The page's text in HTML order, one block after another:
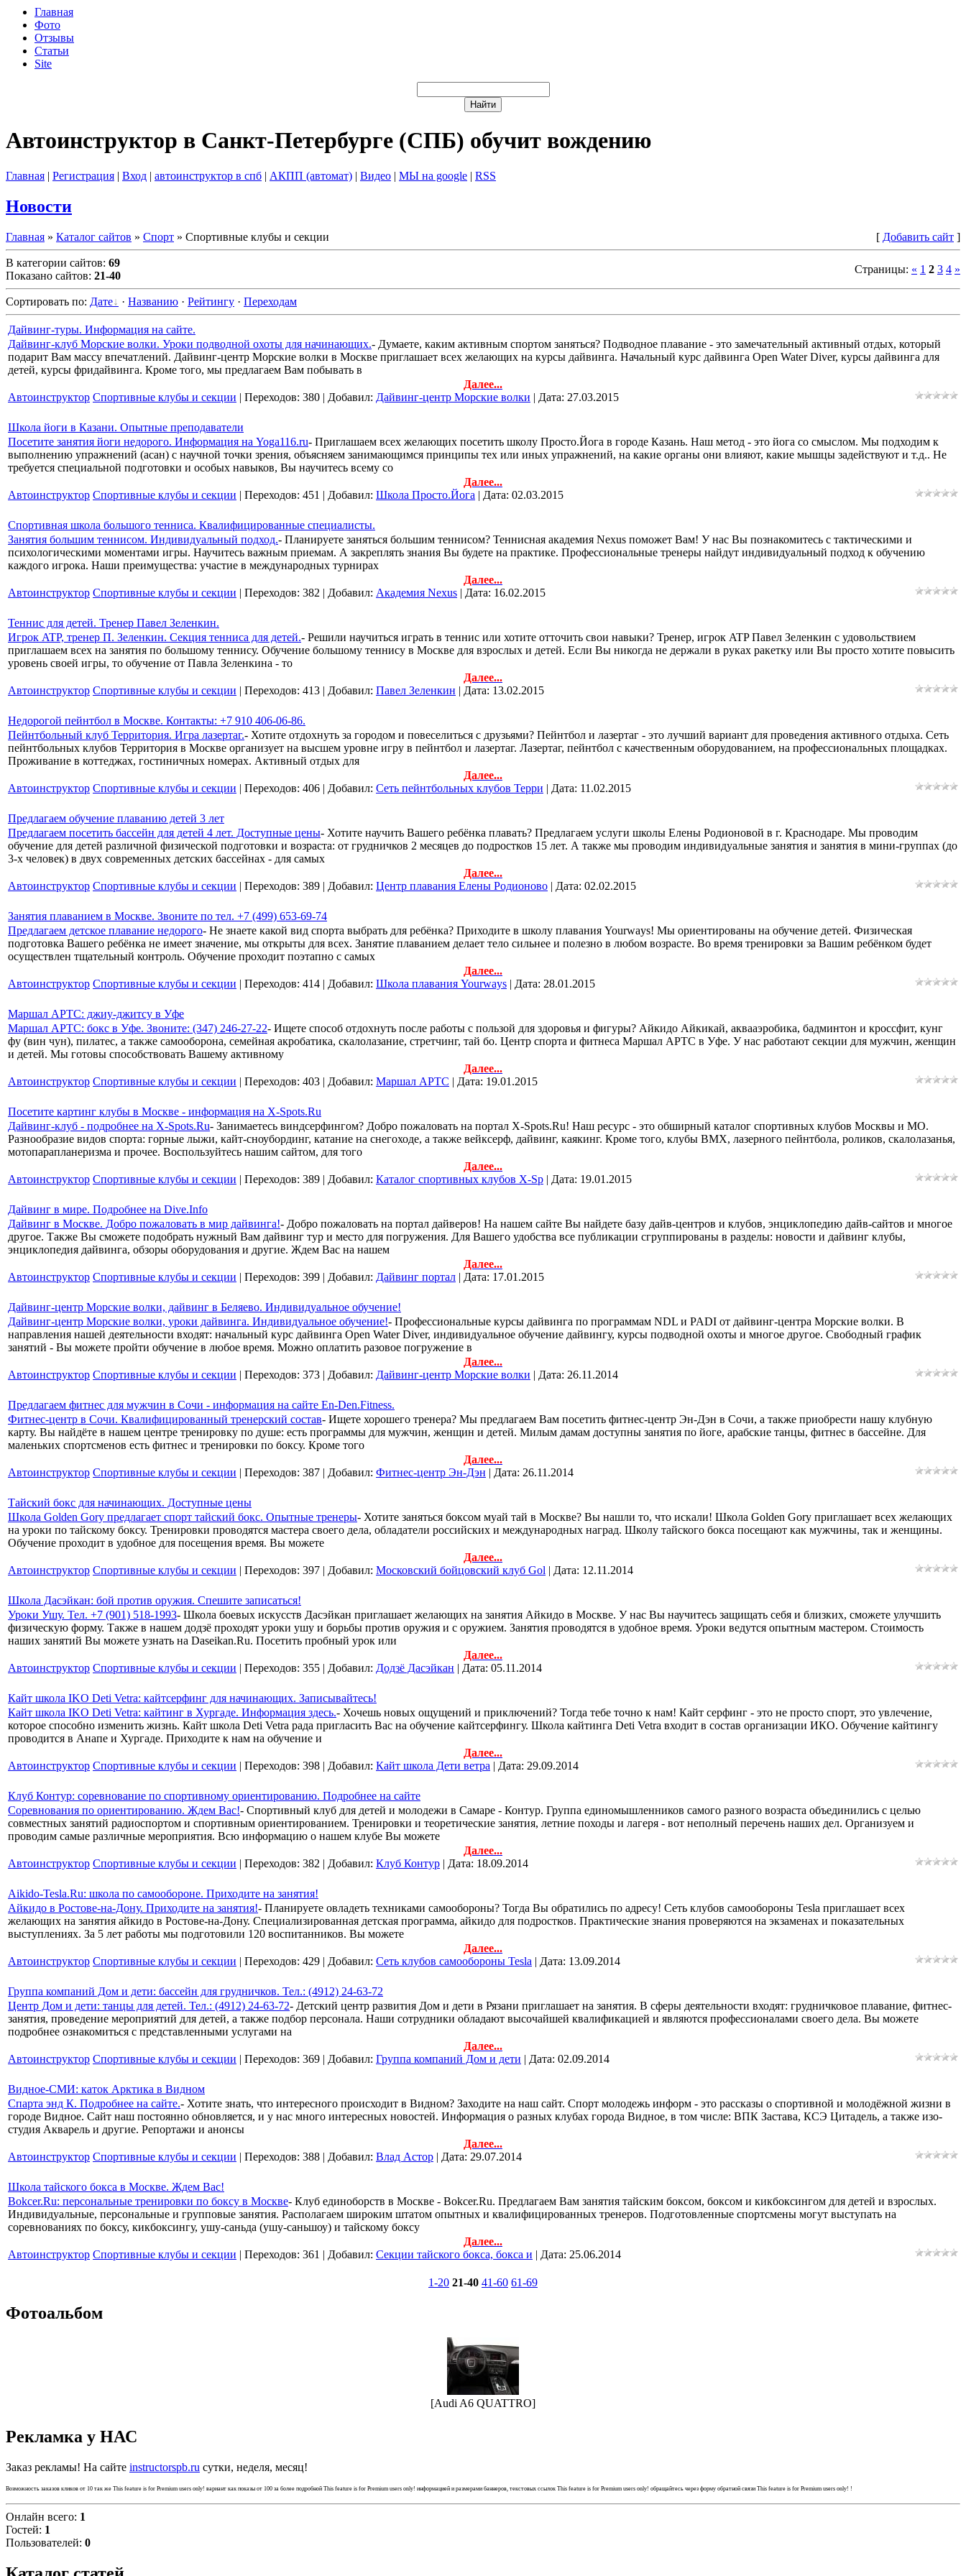
Главная
Фото
Отзывы
Статьи
Site
Автоинструктор в Санкт-Петербурге (СПБ) обучит вождению
Главная | Регистрация | Вход | автоинструктор в спб | АКПП (автомат) | Видео | МЫ на google | RSS
Новости
Главная » Каталог сайтов » Спорт » Спортивные клубы и секции [ Добавить сайт ]
В категории сайтов: 69
Показано сайтов: 21-40
Страницы: « 1 2 3 4 »
Сортировать по: Дате · Названию · Рейтингу · Переходам
Дайвинг-туры. Информация на сайте.
Дайвинг-клуб Морские волки. Уроки подводной охоты для начинающих.- Думаете, каким активным спортом заняться? Подводное плавание - это замечательный активный отдых, который
подарит Вам массу впечатлений. Дайвинг-центр Морские волки в Москве приглашает всех желающих на курсы дайвинга. Начальный курс дайвинга Open Water Diver, курсы дайвинга для
детей, курсы фридайвинга. Кроме того, мы предлагаем Вам побывать в
Далее...
Автоинструктор Спортивные клубы и секции | Переходов: 380 | Добавил: Дайвинг-центр Морские волки | Дата: 27.03.2015
Школа йоги в Казани. Опытные преподаватели
Посетите занятия йоги недорого. Информация на Yoga116.ru- Приглашаем всех желающих посетить школу Просто.Йога в городе Казань. Наш метод - это йога со смыслом. Мы подходим к
выполнению упражнений (асан) с научной точки зрения, объясняем занимающимся принципы тех или иных упражнений, на какие органы они влияют, какие мышцы задействуют и т.д.. Не
требуется специальной подготовки и особых навыков, Вы научитесь всему со
Далее...
Автоинструктор Спортивные клубы и секции | Переходов: 451 | Добавил: Школа Просто.Йога | Дата: 02.03.2015
Спортивная школа большого тенниса. Квалифицированные специалисты.
Занятия большим теннисом. Индивидуальный подход.- Планируете заняться большим теннисом? Теннисная академия Nexus поможет Вам! У нас Вы познакомитесь с тактическими и
психологическими моментами игры. Научитесь важным приемам. А закреплять знания Вы будете на практике. Профессиональные тренеры найдут индивидуальный подход к обучению
каждого игрока. Наши преимущества: участие в международных турнирах
Далее...
Автоинструктор Спортивные клубы и секции | Переходов: 382 | Добавил: Академия Nexus | Дата: 16.02.2015
Теннис для детей. Тренер Павел Зеленкин.
Игрок ATP, тренер П. Зеленкин. Секция тенниса для детей.- Решили научиться играть в теннис или хотите отточить свои навыки? Тренер, игрок ATP Павел Зеленкин с удовольствием
приглашаем всех на занятия по большому теннису. Обучение большому теннису в Москве для взрослых и детей. Если Вы никогда не держали в руках ракетку или Вы просто хотите повысить
уровень своей игры, то обучение от Павла Зеленкина - то
Далее...
Автоинструктор Спортивные клубы и секции | Переходов: 413 | Добавил: Павел Зеленкин | Дата: 13.02.2015
Недорогой пейнтбол в Москве. Контакты: +7 910 406-06-86.
Пейнтбольный клуб Территория. Игра лазертаг.- Хотите отдохнуть за городом и повеселиться с друзьями? Пейнтбол и лазертаг - это лучший вариант для проведения активного отдыха. Сеть
пейнтбольных клубов Территория в Москве организует на высшем уровне игру в пейнтбол и лазертаг. Лазертаг, пейнтбол с качественным оборудованием, на профессиональных площадках.
Проживание в коттеджах, гостиничных номерах. Активный отдых для
Далее...
Автоинструктор Спортивные клубы и секции | Переходов: 406 | Добавил: Сеть пейнтбольных клубов Терри | Дата: 11.02.2015
Предлагаем обучение плаванию детей 3 лет
Предлагаем посетить бассейн для детей 4 лет. Доступные цены- Хотите научить Вашего ребёнка плавать? Предлагаем услуги школы Елены Родионовой в г. Краснодаре. Мы проводим
обучение для детей различной физической подготовки и возраста: от грудничков 2 месяцев до подростков 15 лет. А также мы проводим индивидуальные занятия и занятия в мини-группах (до
3-х человек) в двух современных детских бассейнах - для самых
Далее...
Автоинструктор Спортивные клубы и секции | Переходов: 389 | Добавил: Центр плавания Елены Родионово | Дата: 02.02.2015
Занятия плаванием в Москве. Звоните по тел. +7 (499) 653-69-74
Предлагаем детское плавание недорого- Не знаете какой вид спорта выбрать для ребёнка? Приходите в школу плавания Yourways! Мы ориентированы на обучение детей. Физическая
подготовка Вашего ребёнка не имеет значение, мы открыты для всех. Занятие плаванием делает тело сильнее и полезно в любом возрасте. Во время тренировки за Вашим ребёнком будет
осуществлен тщательный контроль. Обучение проходит поэтапно с самых
Далее...
Автоинструктор Спортивные клубы и секции | Переходов: 414 | Добавил: Школа плавания Yourways | Дата: 28.01.2015
Маршал АРТС: джиу-джитсу в Уфе
Маршал АРТС: бокс в Уфе. Звоните: (347) 246-27-22- Ищете способ отдохнуть после работы с пользой для здоровья и фигуры? Айкидо Айкикай, аквааэробика, бадминтон и кроссфит, кунг
фу (вин чун), пилатес, а также самооборона, семейная акробатика, скалолазание, стретчинг, тай бо. Центр спорта и фитнеса Маршал АРТС в Уфе. У нас работают секции для мужчин, женщин
и детей. Мы готовы способствовать Вашему активному
Далее...
Автоинструктор Спортивные клубы и секции | Переходов: 403 | Добавил: Маршал АРТС | Дата: 19.01.2015
Посетите картинг клубы в Москве - информация на X-Spots.Ru
Дайвинг-клуб - подробнее на X-Spots.Ru- Занимаетесь виндсерфингом? Добро пожаловать на портал X-Spots.Ru! Наш ресурс - это обширный каталог спортивных клубов Москвы и МО.
Разнообразие видов спорта: горные лыжи, кайт-сноубординг, катание на снегоходе, а также вейксерф, дайвинг, каякинг. Кроме того, клубы BMX, лазерного пейнтбола, роликов, скалолазанья,
мотопарапланеризма и прочее. Воспользуйтесь нашим сайтом, для того
Далее...
Автоинструктор Спортивные клубы и секции | Переходов: 389 | Добавил: Каталог спортивных клубов X-Sp | Дата: 19.01.2015
Дайвинг в мире. Подробнее на Dive.Info
Дайвинг в Москве. Добро пожаловать в мир дайвинга!- Добро пожаловать на портал дайверов! На нашем сайте Вы найдете базу дайв-центров и клубов, энциклопедию дайв-сайтов и многое
другое. Также Вы сможете подобрать нужный Вам дайвинг тур и место для погружения. Для Вашего удобства все публикации сгруппированы в разделы: новости и дайвинг клубы,
энциклопедия дайвинга, обзоры оборудования и другие. Ждем Вас на нашем
Далее...
Автоинструктор Спортивные клубы и секции | Переходов: 399 | Добавил: Дайвинг портал | Дата: 17.01.2015
Дайвинг-центр Морские волки, дайвинг в Беляево. Индивидуальное обучение!
Дайвинг-центр Морские волки, уроки дайвинга. Индивидуальное обучение!- Профессиональные курсы дайвинга по программам NDL и PADI от дайвинг-центра Морские волки. В
направления нашей деятельности входят: начальный курс дайвинга Open Water Diver, индивидуальное обучение дайвингу, курсы подводной охоты и многое другое. Свободный график
занятий - Вы можете пройти обучение в любое время. Можно оплатить разовое погружение в
Далее...
Автоинструктор Спортивные клубы и секции | Переходов: 373 | Добавил: Дайвинг-центр Морские волки | Дата: 26.11.2014
Предлагаем фитнес для мужчин в Сочи - информация на сайте En-Den.Fitness.
Фитнес-центр в Сочи. Квалифицированный тренерский состав- Ищете хорошего тренера? Мы предлагаем Вам посетить фитнес-центр Эн-Дэн в Сочи, а также приобрести нашу клубную
карту. Вы найдёте в нашем центре тренировку по душе: есть программы для мужчин, женщин и детей. Милым дамам доступны занятия по йоге, арабские танцы, фитнес в бассейне. Для
маленьких спортсменов есть фитнес и тренировки по боксу. Кроме того
Далее...
Автоинструктор Спортивные клубы и секции | Переходов: 387 | Добавил: Фитнес-центр Эн-Дэн | Дата: 26.11.2014
Тайский бокс для начинающих. Доступные цены
Школа Golden Gory предлагает спорт тайский бокс. Опытные тренеры- Хотите заняться боксом муай тай в Москве? Вы нашли то, что искали! Школа Golden Gory приглашает всех желающих
на уроки по тайскому боксу. Тренировки проводятся мастера своего дела, обладатели российских и международных наград. Школу тайского бокса посещают как мужчины, так и женщины.
Обучение проходит в удобное для посещения время. Вы можете
Далее...
Автоинструктор Спортивные клубы и секции | Переходов: 397 | Добавил: Московский бойцовский клуб Gol | Дата: 12.11.2014
Школа Дасэйкан: бой против оружия. Спешите записаться!
Уроки Ушу. Тел. +7 (901) 518-1993- Школа боевых искусств Дасэйкан приглашает желающих на занятия Айкидо в Москве. У нас Вы научитесь защищать себя и близких, сможете улучшить
физическую форму. Также в нашем додзё проходят уроки ушу и борьбы против оружия и с оружием. Занятия проводятся в удобное время. Уроки ведутся опытным мастером. Стоимость
наших занятий Вы можете узнать на Daseikan.Ru. Посетить пробный урок или
Далее...
Автоинструктор Спортивные клубы и секции | Переходов: 355 | Добавил: Додзё Дасэйкан | Дата: 05.11.2014
Кайт школа IKO Deti Vetra: кайтсерфинг для начинающих. Записывайтесь!
Кайт школа IKO Deti Vetra: кайтинг в Хургаде. Информация здесь.- Хочешь новых ощущений и приключений? Тогда тебе точно к нам! Кайт серфинг - это не просто спорт, это увлечение,
которое способно изменить жизнь. Кайт школа Deti Vetra рада пригласить Вас на обучение кайтсерфингу. Школа кайтинга Deti Vetra входит в состав организации ИКО. Обучение кайтингу
проводится в Анапе и Хургаде. Приходите к нам на обучение и
Далее...
Автоинструктор Спортивные клубы и секции | Переходов: 398 | Добавил: Кайт школа Дети ветра | Дата: 29.09.2014
Клуб Контур: соревнование по спортивному ориентированию. Подробнее на сайте
Соревнования по ориентированию. Ждем Вас!- Спортивный клуб для детей и молодежи в Самаре - Контур. Группа единомышленников самого разного возраста объединились с целью
совместных занятий радиоспортом и спортивным ориентированием. Тренировки и теоретические занятия, летние походы и лагеря - вот неполный перечень наших дел. Организуем и
проводим самые различные мероприятия. Всю информацию о нашем клубе Вы можете
Далее...
Автоинструктор Спортивные клубы и секции | Переходов: 382 | Добавил: Клуб Контур | Дата: 18.09.2014
Aikido-Tesla.Ru: школа по самообороне. Приходите на занятия!
Айкидо в Ростове-на-Дону. Приходите на занятия!- Планируете овладеть техниками самообороны? Тогда Вы обратились по адресу! Сеть клубов самообороны Tesla приглашает всех
желающих на занятия айкидо в Ростове-на-Дону. Специализированная детская программа, айкидо для подростков. Практические знания проверяются на экзаменах и показательных
выступлениях. За 5 лет работы мы подготовили 120 воспитанников. Вы можете
Далее...
Автоинструктор Спортивные клубы и секции | Переходов: 429 | Добавил: Сеть клубов самообороны Tesla | Дата: 13.09.2014
Группа компаний Дом и дети: бассейн для грудничков. Тел.: (4912) 24-63-72
Центр Дом и дети: танцы для детей. Тел.: (4912) 24-63-72- Детский центр развития Дом и дети в Рязани приглашает на занятия. В сферы деятельности входят: грудничковое плавание, фитнес-
занятия, проведение мероприятий для детей, а также подбор персонала. Наши сотрудники обладают высочайшей квалификацией и являются профессионалами своего дела. Вы можете
подробнее ознакомиться с представленными услугами на
Далее...
Автоинструктор Спортивные клубы и секции | Переходов: 369 | Добавил: Группа компаний Дом и дети | Дата: 02.09.2014
Видное-СМИ: каток Арктика в Видном
Спарта энд К. Подробнее на сайте.- Хотите знать, что интересного происходит в Видном? Заходите на наш сайт. Спорт молодежь информ - это рассказы о спортивной и молодёжной жизни в
городе Видное. Сайт наш постоянно обновляется, и у нас много интересных новостей. Информация о разных клубах города Видное, в том числе: ВПК Застава, КСЭ Цитадель, а также изо-
студия Акварель и другие. Репортажи и анонсы
Далее...
Автоинструктор Спортивные клубы и секции | Переходов: 388 | Добавил: Влад Астор | Дата: 29.07.2014
Школа тайского бокса в Москве. Ждем Вас!
Bokcer.Ru: персональные тренировки по боксу в Москве- Клуб единоборств в Москве - Bokcer.Ru. Предлагаем Вам занятия тайским боксом, боксом и кикбоксингом для детей и взрослых.
Индивидуальные, персональные и групповые занятия. Располагаем широким штатом опытных и квалифицированных тренеров. Подготовленные спортсмены могут выступать на
соревнованиях по боксу, кикбоксингу, ушу-саньда (ушу-саньшоу) и тайскому боксу
Далее...
Автоинструктор Спортивные клубы и секции | Переходов: 361 | Добавил: Секции тайского бокса, бокса и | Дата: 25.06.2014
1-20 21-40 41-60 61-69
Фотоальбом
[Audi A6 QUATTRO]
Рекламка у НАС
Заказ рекламы! На сайте instructorspb.ru сутки, неделя, месяц!
Возможность заказов кликов от 10 так же This feature is for Premium users only! вариант как показы от 100 за более подробной This feature is for Premium users only! информацией и размерами баннеров, текстовых ссылок This feature is for Premium users only! обращайтесь через форму обратной связи This feature is for Premium users only! !
Онлайн всего: 1
Гостей: 1
Пользователей: 0